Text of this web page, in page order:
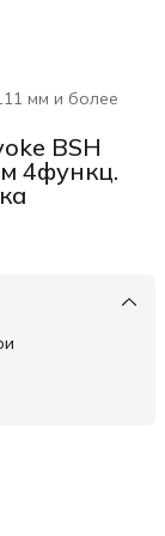
мм и более
BSH
4функц.